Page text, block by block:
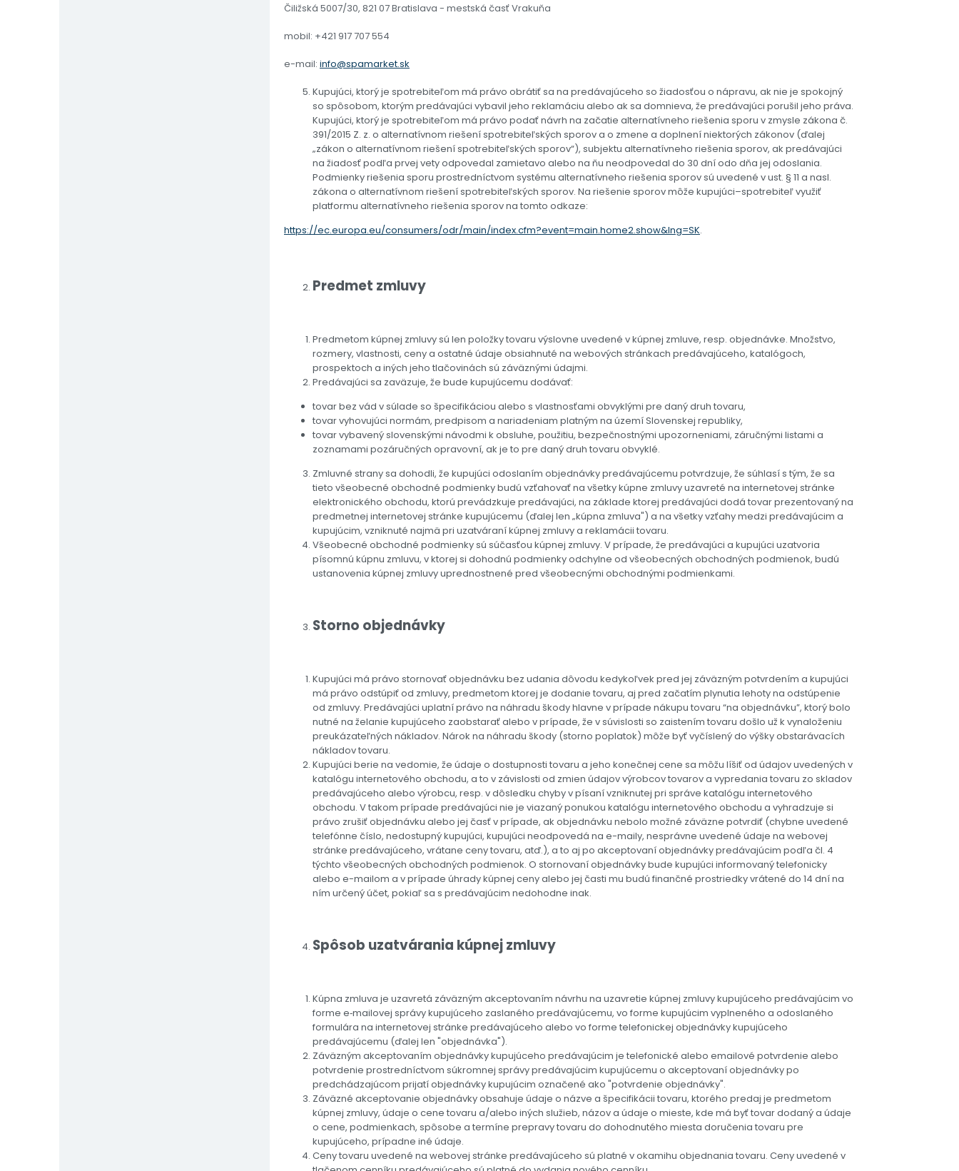
Čiližská 5007/30, 821 07 Bratislava - mestská časť Vrakuňa
mobil: +421 917 707 554
e-mail: info@spamarket.sk
Kupujúci, ktorý je spotrebiteľom má právo obrátiť sa na predávajúceho so žiadosťou o nápravu, ak nie je spokojný
so spôsobom, ktorým predávajúci vybavil jeho reklamáciu alebo ak sa domnieva, že predávajúci porušil jeho práva.
Kupujúci, ktorý je spotrebiteľom má právo podať návrh na začatie alternatívneho riešenia sporu v zmysle zákona č.
391/2015 Z. z. o alternatívnom riešení spotrebiteľských sporov a o zmene a doplnení niektorých zákonov (ďalej
„zákon o alternatívnom riešení spotrebiteľských sporov“), subjektu alternatívneho riešenia sporov, ak predávajúci
na žiadosť podľa prvej vety odpovedal zamietavo alebo na ňu neodpovedal do 30 dní odo dňa jej odoslania.
Podmienky riešenia sporu prostredníctvom systému alternatívneho riešenia sporov sú uvedené v ust. § 11 a nasl.
zákona o alternatívnom riešení spotrebiteľských sporov. Na riešenie sporov môže kupujúci–spotrebiteľ využiť
platformu alternatívneho riešenia sporov na tomto odkaze:
https://ec.europa.eu/consumers/odr/main/index.cfm?event=main.home2.show&lng=SK.
Predmet zmluvy
Predmetom kúpnej zmluvy sú len položky tovaru výslovne uvedené v kúpnej zmluve, resp. objednávke. Množstvo,
rozmery, vlastnosti, ceny a ostatné údaje obsiahnuté na webových stránkach predávajúceho, katalógoch,
prospektoch a iných jeho tlačovinách sú záväznými údajmi.
Predávajúci sa zaväzuje, že bude kupujúcemu dodávať:
tovar bez vád v súlade so špecifikáciou alebo s vlastnosťami obvyklými pre daný druh tovaru,
tovar vyhovujúci normám, predpisom a nariadeniam platným na území Slovenskej republiky,
tovar vybavený slovenskými návodmi k obsluhe, použitiu, bezpečnostnými upozorneniami, záručnými listami a
zoznamami pozáručných opravovní, ak je to pre daný druh tovaru obvyklé.
Zmluvné strany sa dohodli, že kupujúci odoslaním objednávky predávajúcemu potvrdzuje, že súhlasí s tým, že sa
tieto všeobecné obchodné podmienky budú vzťahovať na všetky kúpne zmluvy uzavreté na internetovej stránke
elektronického obchodu, ktorú prevádzkuje predávajúci, na základe ktorej predávajúci dodá tovar prezentovaný na
predmetnej internetovej stránke kupujúcemu (ďalej len „kúpna zmluva") a na všetky vzťahy medzi predávajúcim a
kupujúcim, vzniknuté najmä pri uzatváraní kúpnej zmluvy a reklamácii tovaru.
Všeobecné obchodné podmienky sú súčasťou kúpnej zmluvy. V prípade, že predávajúci a kupujúci uzatvoria
písomnú kúpnu zmluvu, v ktorej si dohodnú podmienky odchylne od všeobecných obchodných podmienok, budú
ustanovenia kúpnej zmluvy uprednostnené pred všeobecnými obchodnými podmienkami.
Storno objednávky
Kupujúci má právo stornovať objednávku bez udania dôvodu kedykoľvek pred jej záväzným potvrdením a kupujúci
má právo odstúpiť od zmluvy, predmetom ktorej je dodanie tovaru, aj pred začatím plynutia lehoty na odstúpenie
od zmluvy. Predávajúci uplatní právo na náhradu škody hlavne v prípade nákupu tovaru “na objednávku”, ktorý bolo
nutné na želanie kupujúceho zaobstarať alebo v prípade, že v súvislosti so zaistením tovaru došlo už k vynaloženiu
preukázateľných nákladov. Nárok na náhradu škody (storno poplatok) môže byť vyčíslený do výšky obstarávacích
nákladov tovaru.
Kupujúci berie na vedomie, že údaje o dostupnosti tovaru a jeho konečnej cene sa môžu líšiť od údajov uvedených v
katalógu internetového obchodu, a to v závislosti od zmien údajov výrobcov tovarov a vypredania tovaru zo skladov
predávajúceho alebo výrobcu, resp. v dôsledku chyby v písaní vzniknutej pri správe katalógu internetového
obchodu. V takom prípade predávajúci nie je viazaný ponukou katalógu internetového obchodu a vyhradzuje si
právo zrušiť objednávku alebo jej časť v prípade, ak objednávku nebolo možné záväzne potvrdiť (chybne uvedené
telefónne číslo, nedostupný kupujúci, kupujúci neodpovedá na e-maily, nesprávne uvedené údaje na webovej
stránke predávajúceho, vrátane ceny tovaru, atď.), a to aj po akceptovaní objednávky predávajúcim podľa čl. 4
týchto všeobecných obchodných podmienok. O stornovaní objednávky bude kupujúci informovaný telefonicky
alebo e-mailom a v prípade úhrady kúpnej ceny alebo jej časti mu budú finančné prostriedky vrátené do 14 dní na
ním určený účet, pokiaľ sa s predávajúcim nedohodne inak.
Spôsob uzatvárania kúpnej zmluvy
Kúpna zmluva je uzavretá záväzným akceptovaním návrhu na uzavretie kúpnej zmluvy kupujúceho predávajúcim vo
forme e‐mailovej správy kupujúceho zaslaného predávajúcemu, vo forme kupujúcim vyplneného a odoslaného
formulára na internetovej stránke predávajúceho alebo vo forme telefonickej objednávky kupujúceho
predávajúcemu (ďalej len "objednávka").
Záväzným akceptovaním objednávky kupujúceho predávajúcim je telefonické alebo emailové potvrdenie alebo
potvrdenie prostredníctvom súkromnej správy predávajúcim kupujúcemu o akceptovaní objednávky po
predchádzajúcom prijatí objednávky kupujúcim označené ako "potvrdenie objednávky".
Záväzné akceptovanie objednávky obsahuje údaje o názve a špecifikácii tovaru, ktorého predaj je predmetom
kúpnej zmluvy, údaje o cene tovaru a/alebo iných služieb, názov a údaje o mieste, kde má byť tovar dodaný a údaje
o cene, podmienkach, spôsobe a termíne prepravy tovaru do dohodnutého miesta doručenia tovaru pre
kupujúceho, prípadne iné údaje.
Ceny tovaru uvedené na webovej stránke predávajúceho sú platné v okamihu objednania tovaru. Ceny uvedené v